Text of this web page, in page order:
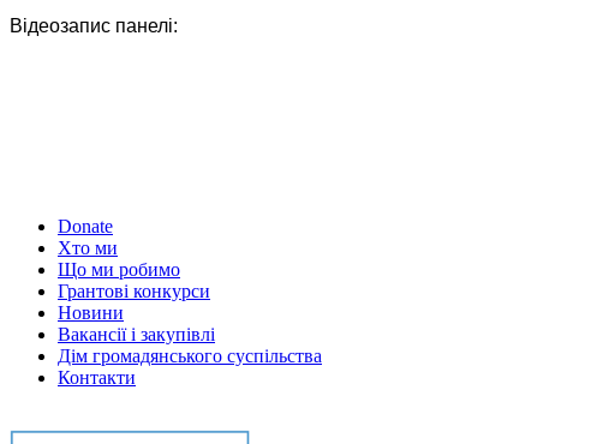
Відеозапис панелі:
Donate
Хто ми
Що ми робимо
Грантові конкурси
Новини
Вакансії і закупівлі
Дім громадянського суспільства
Контакти